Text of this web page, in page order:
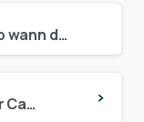
Der ultimative Guide: Ab wann du Cannabis outdoor pflanzen solltest und was du beachten musst
Die optimale Pflanztiefe für Cannabis-Samen: So gelingt der perfekte Start!